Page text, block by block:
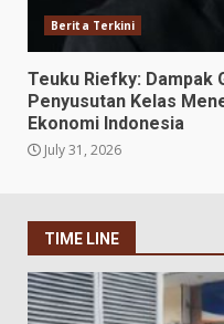
Berita Terkini
Teuku Riefky: Dampak
Penyusutan Kelas
Ekonomi Indonesia
July 31, 2026
TIME LINE